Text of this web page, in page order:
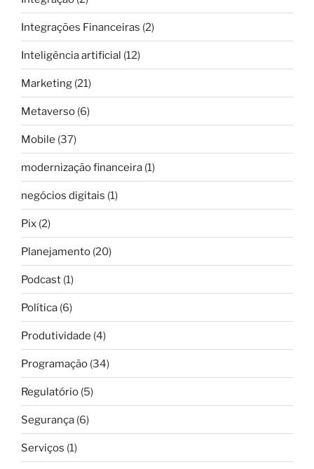
Integrações Financeiras (2)
Inteligência artificial (12)
Marketing (21)
Metaverso (6)
Mobile (37)
modernização financeira (1)
negócios digitais (1)
Pix (2)
Planejamento (20)
Podcast (1)
Política (6)
Produtividade (4)
Programação (34)
Regulatório (5)
Segurança (6)
Serviços (1)